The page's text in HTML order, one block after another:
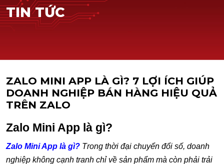
TIN TỨC
ZALO MINI APP LÀ GÌ? 7 LỢI ÍCH GIÚP
DOANH NGHIỆP BÁN HÀNG HIỆU QUẢ
TRÊN ZALO
Zalo Mini App là gì?
Zalo Mini App là gì? Trong thời đại chuyển đổi số, doanh
nghiệp không cạnh tranh chỉ về sản phẩm mà còn phải trải